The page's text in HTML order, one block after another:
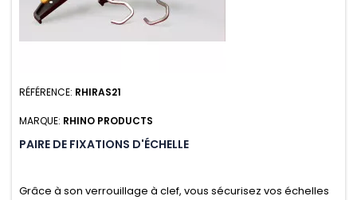
RÉFÉRENCE: RHIRAS21
MARQUE: RHINO PRODUCTS
PAIRE DE FIXATIONS D'ÉCHELLE
Grâce à son verrouillage à clef, vous sécurisez vos échelles